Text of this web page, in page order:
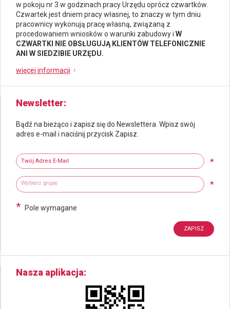
w pokoju nr 3 w godzinach pracy Urzędu oprócz czwartków.
Czwartek jest dniem pracy własnej, to znaczy w tym dniu
pracownicy wykonują pracę własną, związaną z
procedowaniem wniosków o warunki zabudowy i W
CZWARTKI NIE OBSŁUGUJĄ KLIENTÓW TELEFONICZNIE
ANI W SIEDZIBIE URZĘDU.
więcej informacji
Newsletter
Bądź na bieżąco i zapisz się do Newslettera. Wpisz swój
adres e-mail i naciśnij przycisk Zapisz.
Twój adres e-mail
*
Wybierz grupy tematyczne *
Wpisz wyszukiwaną fraze
* Pole wymagane
Nasza aplikacja